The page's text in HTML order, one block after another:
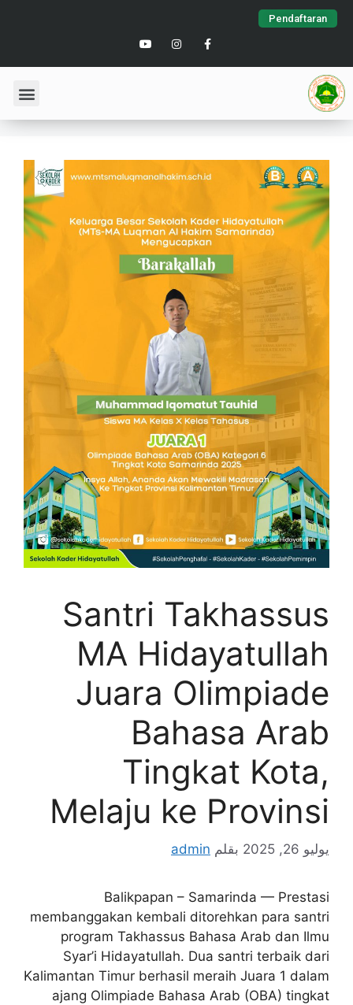
Pendaftaran
Santri Takhassus
MA Hidayatullah
Juara Olimpiade
Bahasa Arab
Tingkat Kota,
Melaju ke Provinsi
يوليو 26, 2025 بقلم admin
Balikpapan – Samarinda — Prestasi
membanggakan kembali ditorehkan para santri
program Takhassus Bahasa Arab dan Ilmu
Syar’i Hidayatullah. Dua santri terbaik dari
Kalimantan Timur berhasil meraih Juara 1 dalam
ajang Olimpiade Bahasa Arab (OBA) tingkat